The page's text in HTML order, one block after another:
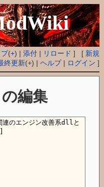
(+) |添付 | リロード ] [ 新規
終更新(+) |ヘルプ| ログイン ]
の編集